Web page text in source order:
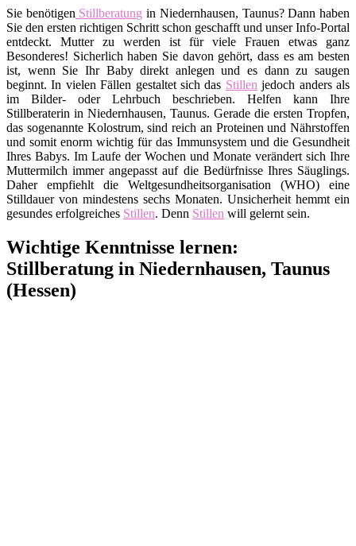
Sie benötigen Stillberatung in Niedernhausen, Taunus? Dann haben
Sie den ersten richtigen Schritt schon geschafft und unser Info-Portal
entdeckt. Mutter zu werden ist für viele Frauen etwas ganz
Besonderes! Sicherlich haben Sie davon gehört, dass es am besten
ist, wenn Sie Ihr Baby direkt anlegen und es dann zu saugen
beginnt. In vielen Fällen gestaltet sich das Stillen jedoch anders als
im Bilder- oder Lehrbuch beschrieben. Helfen kann Ihre
Stillberaterin in Niedernhausen, Taunus. Gerade die ersten Tropfen,
das sogenannte Kolostrum, sind reich an Proteinen und Nährstoffen
und somit enorm wichtig für das Immunsystem und die Gesundheit
Ihres Babys. Im Laufe der Wochen und Monate verändert sich Ihre
Muttermilch immer angepasst auf die Bedürfnisse Ihres Säuglings.
Daher empfiehlt die Weltgesundheitsorganisation (WHO) eine
Stilldauer von mindestens sechs Monaten. Unsicherheit hemmt ein
gesundes erfolgreiches Stillen. Denn Stillen will gelernt sein.
Wichtige Kenntnisse lernen:
Stillberatung in Niedernhausen, Taunus
(Hessen)